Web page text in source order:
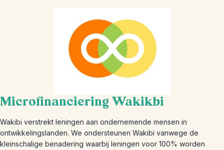
Microfinanciering Wakikbi
Wakibi verstrekt leningen aan ondernemende mensen in
ontwikkelingslanden. We ondersteunen Wakibi vanwege de
kleinschalige benadering waarbij leningen voor 100% worden